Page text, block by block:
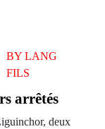
BYLANG
FILS
arrêtés
deux